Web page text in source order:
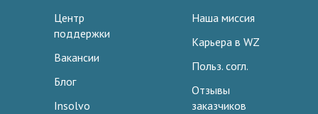
Центр
поддержки
Вакансии
Блог
Insolvo
Наша миссия
Карьера в WZ
Польз. согл.
Отзывы
заказчиков